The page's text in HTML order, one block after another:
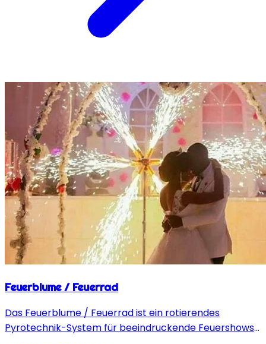
Feuerblume / Feuerrad
Das Feuerblume / Feuerrad ist ein rotierendes
Pyrotechnik-System für beeindruckende Feuershows